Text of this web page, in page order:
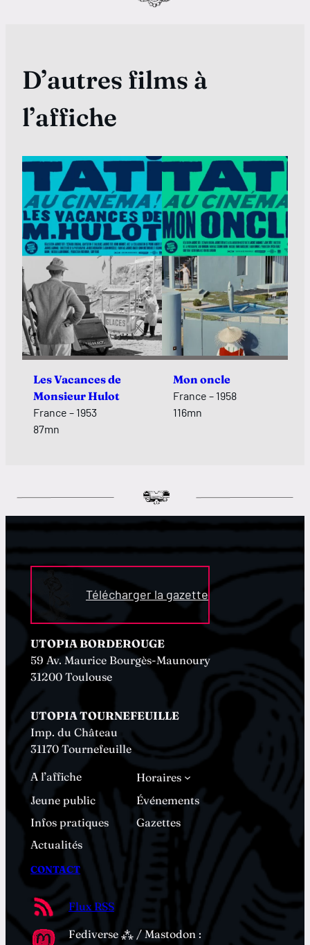
D’autres films à
l’affiche
Les Vacances de
Monsieur Hulot
France – 1953
87mn
Mon oncle
France – 1958
116mn
Télécharger la gazette
UTOPIA BORDEROUGE
59 Av. Maurice Bourgès-Maunoury
31200 Toulouse
UTOPIA TOURNEFEUILLE
Imp. du Château
31170 Tournefeuille
A l’affiche
Horaires
Jeune public
Événements
Infos pratiques
Gazettes
Actualités
CONTACT
Flux RSS
Fediverse ⁂ / Mastodon :